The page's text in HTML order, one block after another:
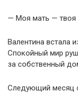
— Моя мать — твоя
Валентина встала
Спокойный мир
за собственный
Следующий месяц